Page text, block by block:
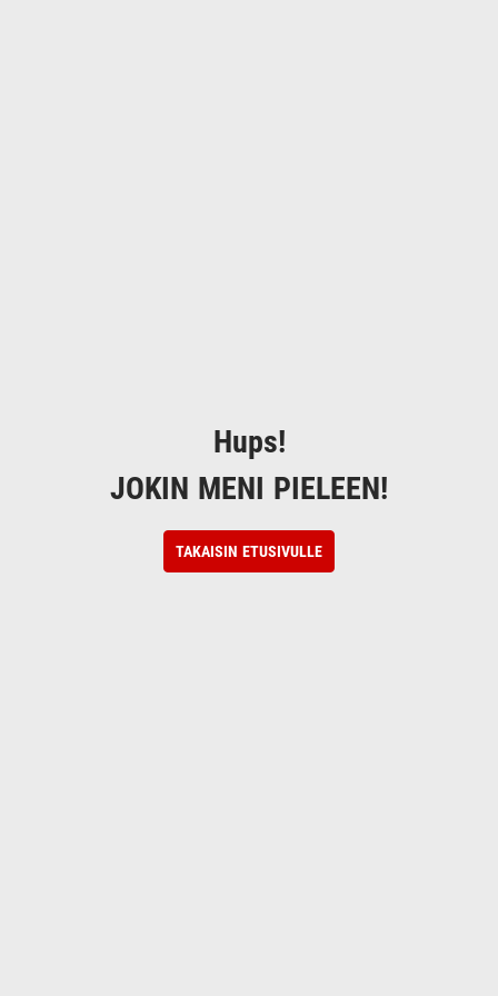
Hups!
JOKIN MENI PIELEEN!
TAKAISIN ETUSIVULLE